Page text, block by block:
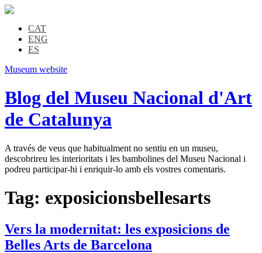
CAT
ENG
ES
Museum website
Blog del Museu Nacional d'Art
de Catalunya
A través de veus que habitualment no sentiu en un museu,
descobrireu les interioritats i les bambolines del Museu Nacional i
podreu participar-hi i enriquir-lo amb els vostres comentaris.
Tag: exposicionsbellesarts
Vers la modernitat: les exposicions de
Belles Arts de Barcelona